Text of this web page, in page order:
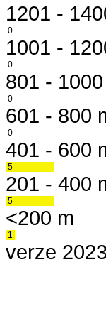
1201 -
0
1001 -
0
801 -
0
601 - 800
0
401 - 600
5
201 - 400
5
<200 m
1
verze